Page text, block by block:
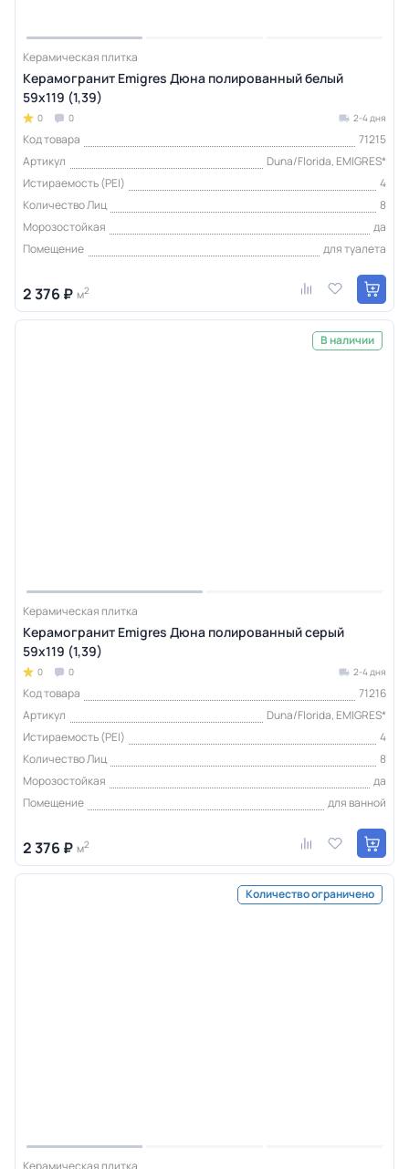
Керамическая плитка
Керамогранит Emigres Дюна полированный белый
59x119 (1,39)
0 0 2-4 дня
Код товара
71215
Артикул
Duna/Florida, EMIGRES*
Истираемость (PEI)
4
Количество Лиц
8
Морозостойкая
да
Помещение
для туалета
2 376 ₽ м2
В наличии
Керамическая плитка
Керамогранит Emigres Дюна полированный серый
59x119 (1,39)
0 0 2-4 дня
Код товара
71216
Артикул
Duna/Florida, EMIGRES*
Истираемость (PEI)
4
Количество Лиц
8
Морозостойкая
да
Помещение
для ванной
2 376 ₽ м2
Количество ограничено
Керамическая плитка